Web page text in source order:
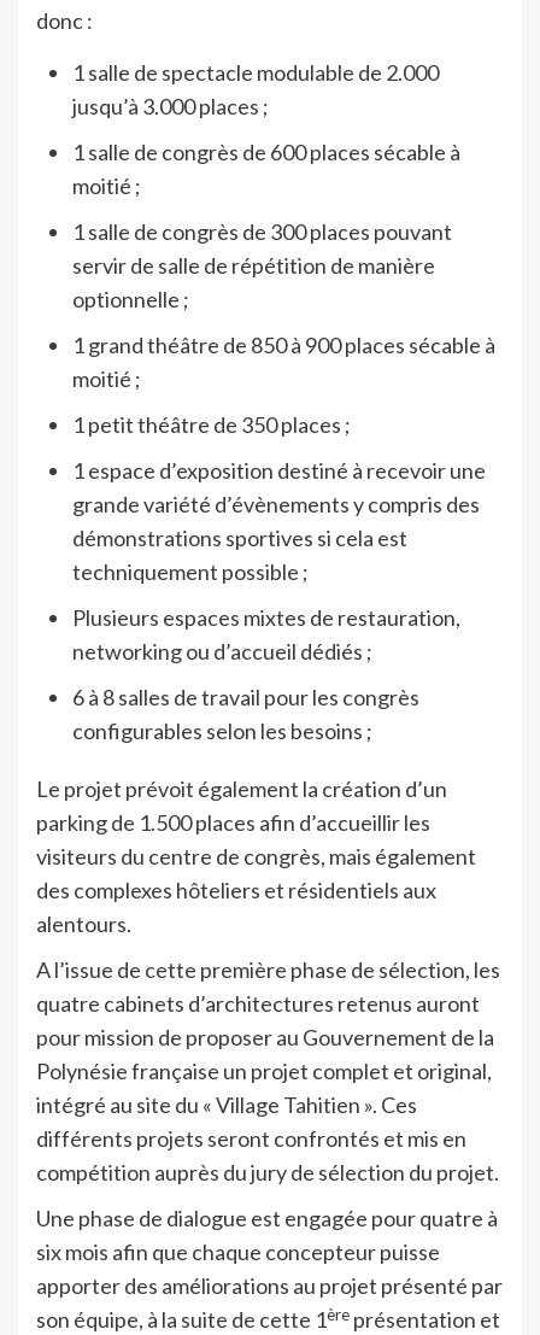
donc :
1 salle de spectacle modulable de 2.000
jusqu’à 3.000 places ;
1 salle de congrès de 600 places sécable à
moitié ;
1 salle de congrès de 300 places pouvant
servir de salle de répétition de manière
optionnelle ;
1 grand théâtre de 850 à 900 places sécable à
moitié ;
1 petit théâtre de 350 places ;
1 espace d’exposition destiné à recevoir une
grande variété d’évènements y compris des
démonstrations sportives si cela est
techniquement possible ;
Plusieurs espaces mixtes de restauration,
networking ou d’accueil dédiés ;
6 à 8 salles de travail pour les congrès
configurables selon les besoins ;
Le projet prévoit également la création d’un
parking de 1.500 places afin d’accueillir les
visiteurs du centre de congrès, mais également
des complexes hôteliers et résidentiels aux
alentours.
A l’issue de cette première phase de sélection, les
quatre cabinets d’architectures retenus auront
pour mission de proposer au Gouvernement de la
Polynésie française un projet complet et original,
intégré au site du « Village Tahitien ». Ces
différents projets seront confrontés et mis en
compétition auprès du jury de sélection du projet.
Une phase de dialogue est engagée pour quatre à
six mois afin que chaque concepteur puisse
apporter des améliorations au projet présenté par
son équipe, à la suite de cette 1ère présentation et